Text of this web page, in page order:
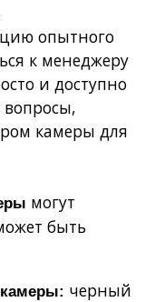
опытного
к менеджеру
и доступно
вопросы,
камеры для
могут
быть
черный